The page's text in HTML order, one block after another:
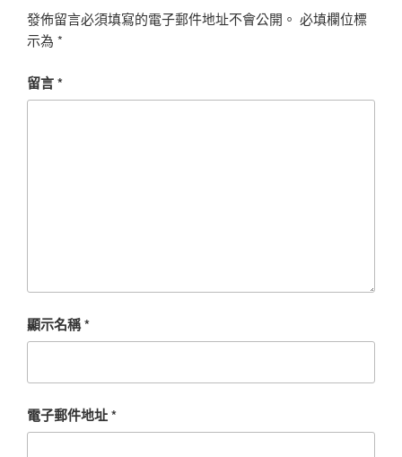
發佈留言必須填寫的電子郵件地址不會公開。 必填欄位標
示為 *
留言*
顯示名稱*
電子郵件地址*